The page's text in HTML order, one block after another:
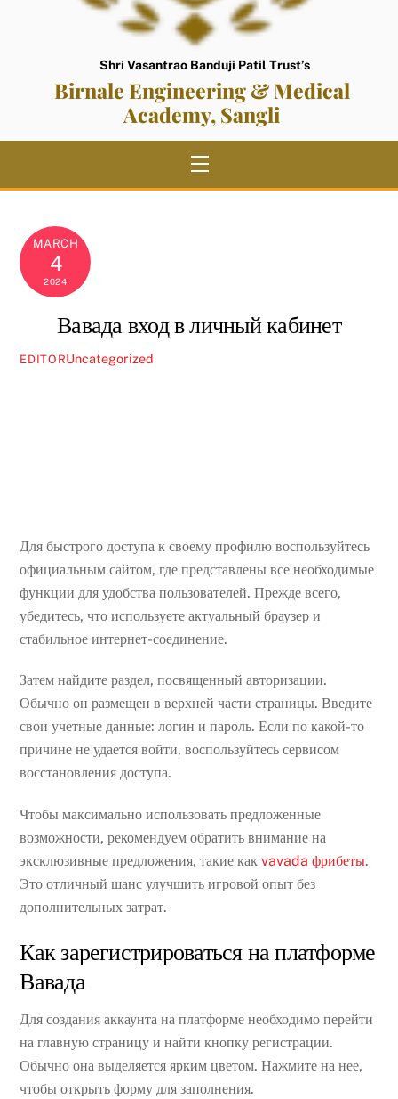
Shri Vasantrao Banduji Patil Trust’s
Birnale Engineering & Medical
Academy, Sangli
Menu
MARCH
4
2024
Вавада вход в личный кабинет
EDITORUncategorized
Для быстрого доступа к своему профилю воспользуйтесь
официальным сайтом, где представлены все необходимые
функции для удобства пользователей. Прежде всего,
убедитесь, что используете актуальный браузер и
стабильное интернет-соединение.
Затем найдите раздел, посвященный авторизации.
Обычно он размещен в верхней части страницы. Введите
свои учетные данные: логин и пароль. Если по какой-то
причине не удается войти, воспользуйтесь сервисом
восстановления доступа.
Чтобы максимально использовать предложенные
возможности, рекомендуем обратить внимание на
эксклюзивные предложения, такие какvavada фрибеты.
Это отличный шанс улучшить игровой опыт без
дополнительных затрат.
Как зарегистрироваться на платформе
Вавада
Для создания аккаунта на платформе необходимо перейти
на главную страницу и найти кнопку регистрации.
Обычно она выделяется ярким цветом. Нажмите на нее,
чтобы открыть форму для заполнения.